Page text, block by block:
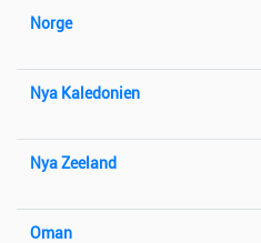
Norge
Nya Kaledonien
Nya Zeeland
Oman